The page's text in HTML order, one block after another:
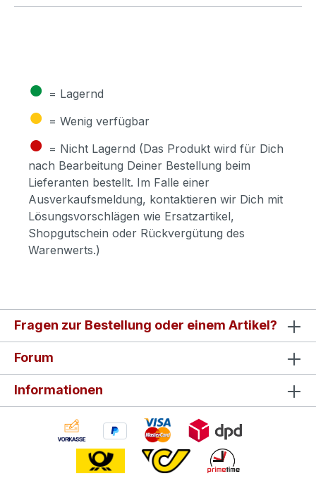
● = Lagernd
● = Wenig verfügbar
● = Nicht Lagernd (Das Produkt wird für Dich
nach Bearbeitung Deiner Bestellung beim
Lieferanten bestellt. Im Falle einer
Ausverkaufsmeldung, kontaktieren wir Dich mit
Lösungsvorschlägen wie Ersatzartikel,
Shopgutschein oder Rückvergütung des
Warenwerts.)
Fragen zur Bestellung oder einem Artikel?
Forum
Informationen